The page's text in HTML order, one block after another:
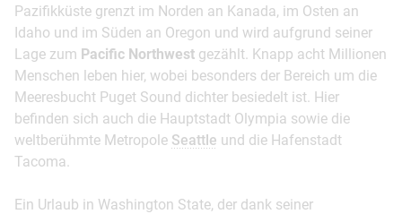
Pazifikküste grenzt im Norden an Kanada, im Osten an
Idaho und im Süden an Oregon und wird aufgrund seiner
Lage zum Pacific Northwest gezählt. Knapp acht Millionen
Menschen leben hier, wobei besonders der Bereich um die
Meeresbucht Puget Sound dichter besiedelt ist. Hier
befinden sich auch die Hauptstadt Olympia sowie die
weltberühmte Metropole Seattle und die Hafenstadt
Tacoma.
Ein Urlaub in Washington State, der dank seiner